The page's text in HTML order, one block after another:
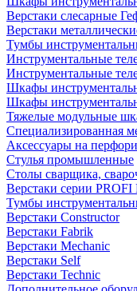
Верстаки слесарные
Верстаки
Тумбы
Инструментальные
Инструментальные
Шкафы
Шкафы
Тяжелые модульные
Cпециализированная
Аксессуары на
Стулья промышленные
Столы сварщика,
Верстаки серии PROFI
Тумбы
Верстаки Constructor
Верстаки Fabrik
Верстаки Mechanic
Верстаки Self
Верстаки Technic